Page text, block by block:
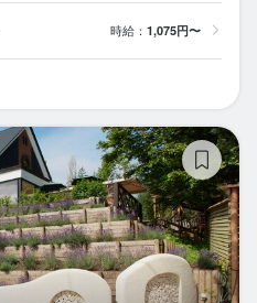
時給： 1,075円〜